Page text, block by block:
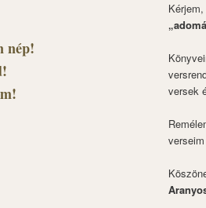
nép!
versek